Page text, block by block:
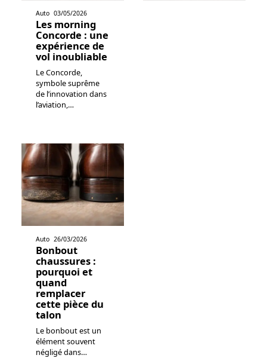
Auto 03/05/2026
Les morning
Concorde : une
expérience de
vol inoubliable
Le Concorde,
symbole suprême
de l’innovation dans
l’aviation,…
Auto 26/03/2026
Bonbout
chaussures :
pourquoi et
quand
remplacer
cette pièce du
talon
Le bonbout est un
élément souvent
négligé dans…